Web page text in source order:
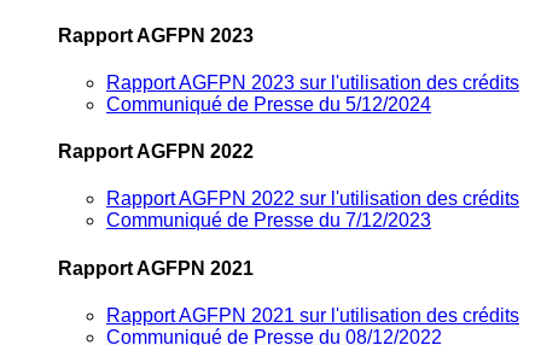
Rapport AGFPN 2023
Rapport AGFPN 2023 sur l'utilisation des crédits
Communiqué de Presse du 5/12/2024
Rapport AGFPN 2022
Rapport AGFPN 2022 sur l'utilisation des crédits
Communiqué de Presse du 7/12/2023
Rapport AGFPN 2021
Rapport AGFPN 2021 sur l'utilisation des crédits
Communiqué de Presse du 08/12/2022